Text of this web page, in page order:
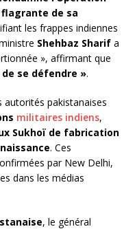
de sa
les frappes indiennes
Shehbaz Sharif a
», affirmant que
se défendre ».
autorités pakistanaises
militaires indiens,
Sukhoï de fabrication
. Ces
par New Delhi,
dans les médias
, le général